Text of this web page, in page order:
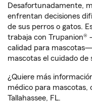
Desafortunadamente,
enfrentan decisiones
de sus perros o gatos.
trabaja con Trupanion®
calidad para
mascotas el cuidado de
¿Quiere más
médico para mascotas,
Tallahassee, FL.